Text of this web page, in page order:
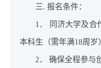
三. 报名条件：
1． 同济大学及合
本科生（需年满18周岁
2． 确保全程参与